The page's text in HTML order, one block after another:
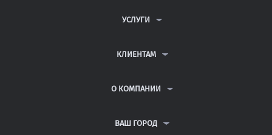
УСЛУГИ
ДИПЛОМНЫЕ РАБОТЫ
РЕФЕРАТЫ
КЛИЕНТАМ
ВОПРОСЫ И ОТВЕТЫ
ПОЛИТИКА КОНФИДЕНЦИАЛЬНОСТИ
О КОМПАНИИ
КОНТАКТЫ
ВАШ ГОРОД